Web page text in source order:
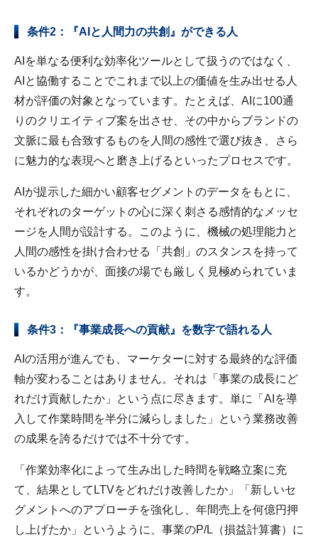
条件2：『AIと人間力の共創』ができる人
AIを単なる便利な効率化ツールとして扱うのではなく、
AIと協働することでこれまで以上の価値を生み出せる人
材が評価の対象となっています。たとえば、AIに100通
りのクリエイティブ案を出させ、その中からブランドの
文脈に最も合致するものを人間の感性で選び抜き、さら
に魅力的な表現へと磨き上げるといったプロセスです。
AIが提示した細かい顧客セグメントのデータをもとに、
それぞれのターゲットの心に深く刺さる感情的なメッセ
ージを人間が設計する。このように、機械の処理能力と
人間の感性を掛け合わせる「共創」のスタンスを持って
いるかどうかが、面接の場でも厳しく見極められていま
す。
条件3：『事業成長への貢献』を数字で語れる人
AIの活用が進んでも、マーケターに対する最終的な評価
軸が変わることはありません。それは「事業の成長にど
れだけ貢献したか」という点に尽きます。単に「AIを導
入して作業時間を半分に減らしました」という業務改善
の成果を誇るだけでは不十分です。
「作業効率化によって生み出した時間を戦略立案に充
て、結果としてLTVをどれだけ改善したか」「新しいセ
グメントへのアプローチを強化し、年間売上を何億円押
し上げたか」というように、事業のP/L（損益計算書）に